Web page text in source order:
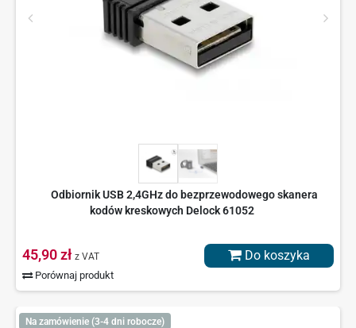
Odbiornik USB 2,4GHz do bezprzewodowego skanera
kodów kreskowych Delock 61052
45,90 zł z VAT
Porównaj produkt
Do koszyka
Na zamówienie (3-4 dni robocze)